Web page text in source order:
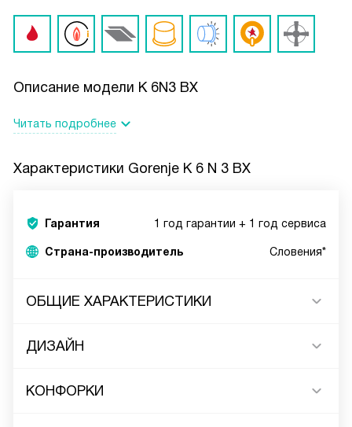
Описание модели K 6N3 BX
Читать подробнее
Характеристики Gorenje K 6 N 3 BX
Гарантия 1 год гарантии + 1 год сервиса
Страна-производитель Словения*
ОБЩИЕ ХАРАКТЕРИСТИКИ
ДИЗАЙН
КОНФОРКИ